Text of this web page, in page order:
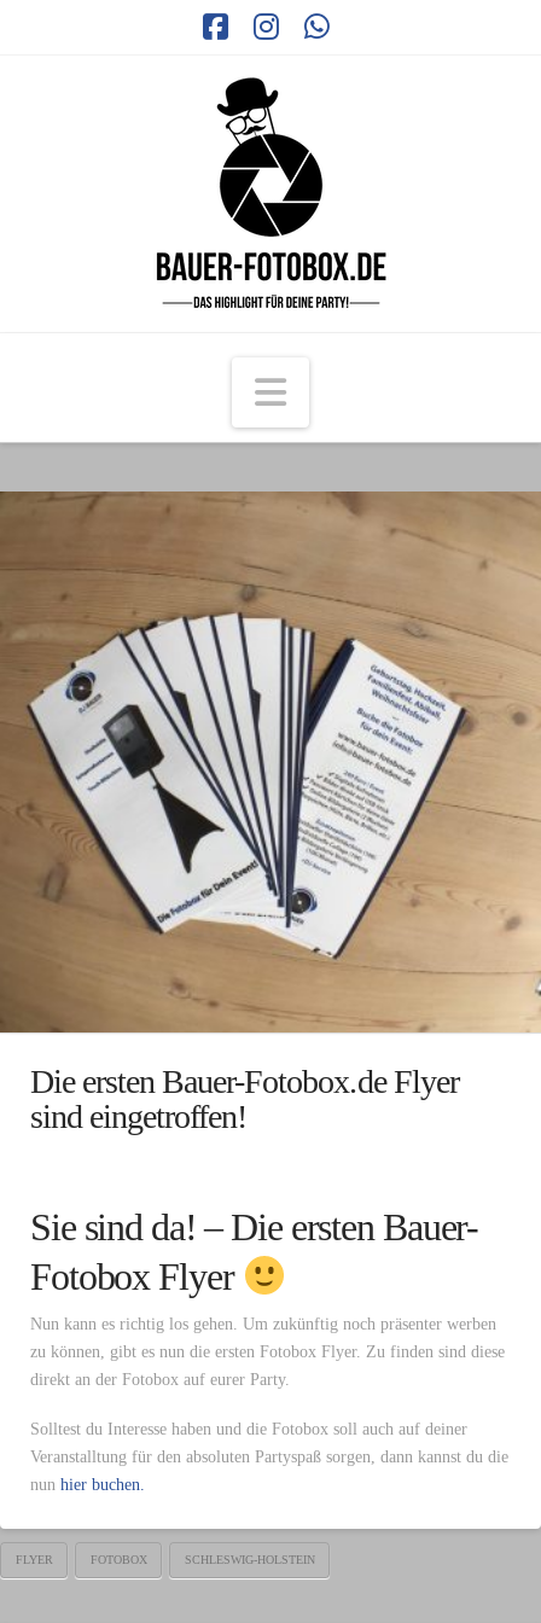
Navigation
Die ersten Bauer-Fotobox.de Flyer
sind eingetroffen!
Sie sind da! – Die ersten Bauer-
Fotobox Flyer
Nun kann es richtig los gehen. Um zukünftig noch präsenter werben
zu können, gibt es nun die ersten Fotobox Flyer. Zu finden sind diese
direkt an der Fotobox auf eurer Party.
Solltest du Interesse haben und die Fotobox soll auch auf deiner
Veranstalltung für den absoluten Partyspaß sorgen, dann kannst du die
nun hier buchen.
FLYER FOTOBOX SCHLESWIG-HOLSTEIN